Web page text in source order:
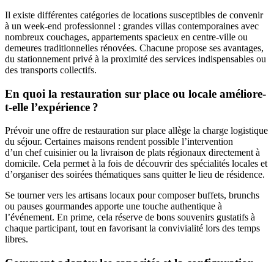
Il existe différentes catégories de locations susceptibles de convenir
à un week-end professionnel : grandes villas contemporaines avec
nombreux couchages, appartements spacieux en centre-ville ou
demeures traditionnelles rénovées. Chacune propose ses avantages,
du stationnement privé à la proximité des services indispensables ou
des transports collectifs.
En quoi la restauration sur place ou locale améliore-
t-elle l’expérience ?
Prévoir une offre de restauration sur place allège la charge logistique
du séjour. Certaines maisons rendent possible l’intervention
d’un chef cuisinier ou la livraison de plats régionaux directement à
domicile. Cela permet à la fois de découvrir des spécialités locales et
d’organiser des soirées thématiques sans quitter le lieu de résidence.
Se tourner vers les artisans locaux pour composer buffets, brunchs
ou pauses gourmandes apporte une touche authentique à
l’événement. En prime, cela réserve de bons souvenirs gustatifs à
chaque participant, tout en favorisant la convivialité lors des temps
libres.